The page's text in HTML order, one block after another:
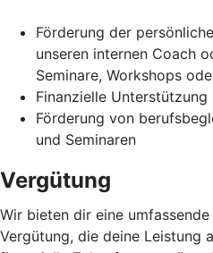
Förderung der
unseren internen Coach
Seminare, Workshops
Finanzielle
Förderung von
und Seminaren
Vergütung
Wir bieten dir eine
Vergütung, die deine Leistung